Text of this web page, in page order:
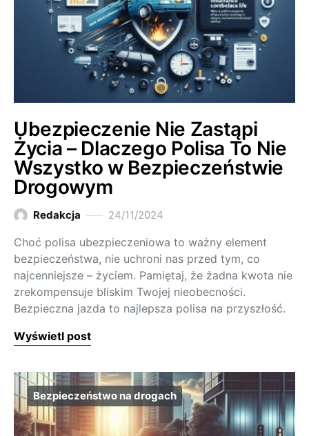
Ubezpieczenie Nie Zastąpi
Życia – Dlaczego Polisa To Nie
Wszystko w Bezpieczeństwie
Drogowym
Redakcja 24/11/2024
Choć polisa ubezpieczeniowa to ważny element
bezpieczeństwa, nie uchroni nas przed tym, co
najcenniejsze – życiem. Pamiętaj, że żadna kwota nie
zrekompensuje bliskim Twojej nieobecności.
Bezpieczna jazda to najlepsza polisa na przyszłość.
Wyświetl post
Bezpieczeństwo na drogach